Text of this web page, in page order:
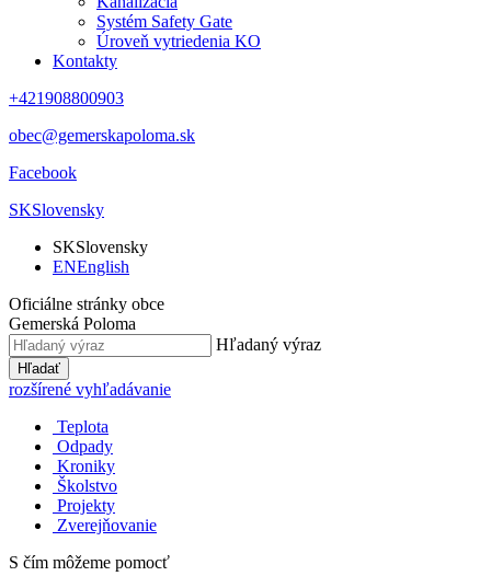
Systém Safety Gate
Úroveň vytriedenia KO
Kontakty
+421908800903
obec@gemerskapoloma.sk
Facebook
SKSlovensky
SKSlovensky
ENEnglish
Oficiálne stránky obce
Gemerská Poloma
Hľadaný výraz
Hľadať
rozšírené vyhľadávanie
Teplota
Odpady
Kroniky
Školstvo
Projekty
Zverejňovanie
S čím môžeme pomocť